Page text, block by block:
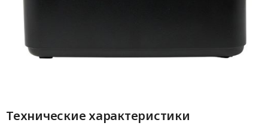
Технические характеристики